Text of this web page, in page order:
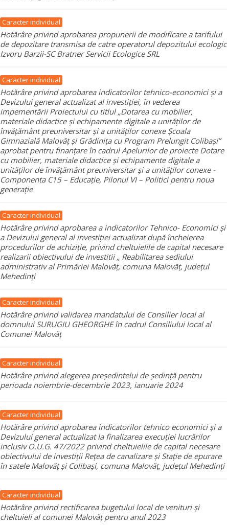
Caracter individual
Hotărâre privind aprobarea propunerii de modificare a tarifului
de depozitare transmisa de catre operatorul depozitului ecologic
Izvoru Barzii-SC Bratner Servicii Ecologice SRL
Caracter individual
Hotărâre privind aprobarea indicatorilor tehnico-economici și a
Devizului general actualizat al investiției, în vederea
impementării Proiectului cu titlul „Dotarea cu mobilier,
materiale didactice și echipamente digitale a unităților de
învățământ preuniversitar și a unităților conexe Școala
Gimnazială Malovăț și Grădinița cu Program Prelungit Colibași”
aprobat pentru finanțare în cadrul Apelurilor de proiecte Dotare
cu mobilier, materiale didactice și echipamente digitale a
unităților de învățământ preuniversitar și a unităților conexe -
Componenta C15 – Educație, Pilonul VI – Politici pentru noua
generație
Caracter individual
Hotărâre privind aprobarea a indicatorilor Tehnico- Economici și
a Devizului general al investiției actualizat după încheierea
procedurilor de achiziție, privind cheltuielile de capital necesare
realizarii obiectivului de investitii „ Reabilitarea sediului
administrativ al Primăriei Malovăț, comuna Malovăț, județul
Mehedinți
Caracter individual
Hotărâre privind validarea mandatului de Consilier local al
domnului SURUGIU GHEORGHE în cadrul Consiliului local al
Comunei Malovăț
Caracter individual
Hotărâre privind alegerea președintelui de ședință pentru
perioada noiembrie-decembrie 2023, ianuarie 2024
Caracter individual
Hotărâre privind aprobarea indicatorilor tehnico economici și a
Devizului general actualizat la finalizarea execuției lucrărilor
inclusiv O.U.G. 47/2022 privind cheltuielile de capital necesare
obiectivului de investiții Rețea de canalizare și Stație de epurare
în satele Malovăț și Colibași, comuna Malovăț, județul Mehedinți
Caracter individual
Hotărâre privind rectificarea bugetului local de venituri și
cheltuieli al comunei Malovăț pentru anul 2023